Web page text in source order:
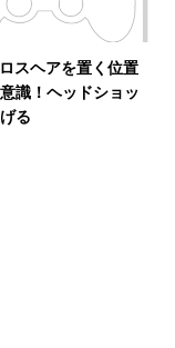
スヘアを置く位置
識！ヘッドショッ
る